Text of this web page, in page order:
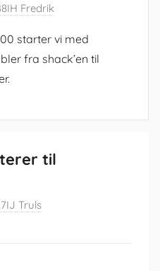
Fredrik
starter vi med
fra shack’en til
til
Truls